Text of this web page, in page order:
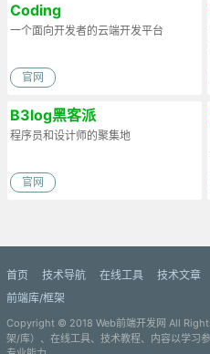
Coding
一个面向开发者的云端开发平台
官网
B3log黑客派
程序员和设计师的聚集地
官网
首页 技术导航 在线工具 技术文章
前端库/框架